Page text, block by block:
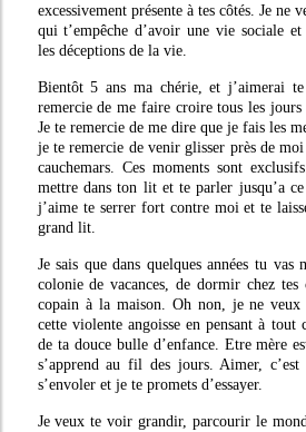
excessivement présente à tes côtés. Je ne
qui t’empêche d’avoir une vie sociale
les déceptions de la vie.
Bientôt 5 ans ma chérie, et j’aimerai
remercie de me faire croire tous les
Je te remercie de me dire que je fais les
je te remercie de venir glisser près de
cauchemars. Ces moments sont
mettre dans ton lit et te parler jusqu’a
j’aime te serrer fort contre moi et te
grand lit.
Je sais que dans quelques années tu
colonie de vacances, de dormir chez tes
copain à la maison. Oh non, je ne veux
cette violente angoisse en pensant à
de ta douce bulle d’enfance. Etre mère
s’apprend au fil des jours. Aimer, c’est
s’envoler et je te promets d’essayer.
Je veux te voir grandir, parcourir le